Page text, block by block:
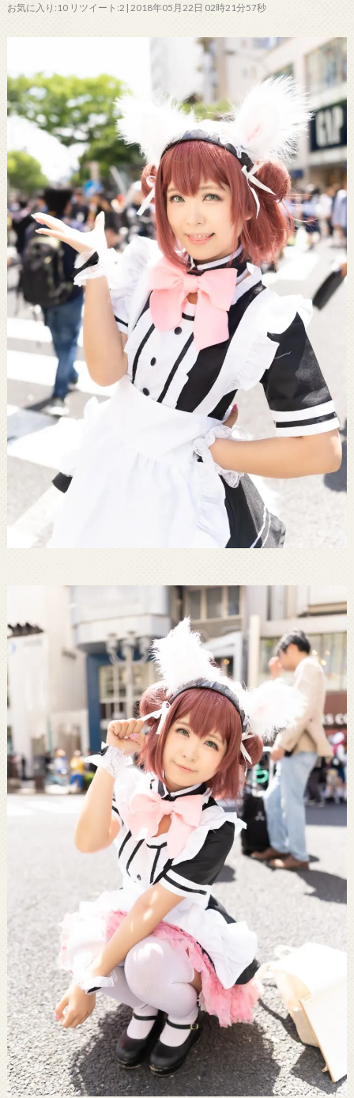
お気に入り:10 リツイート:2 | 2018年05月22日 02時21分57秒